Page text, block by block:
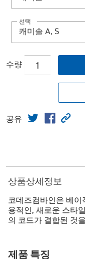
선택
수량
공유
상품상세정보
코데즈컴바인은 베
용적인, 새로운 스타
의 코드가 결합된 것
제품 특징